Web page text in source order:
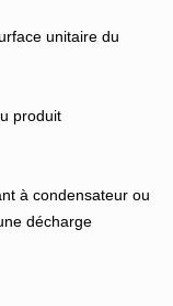
unitaire du
produit
à condensateur ou
décharge